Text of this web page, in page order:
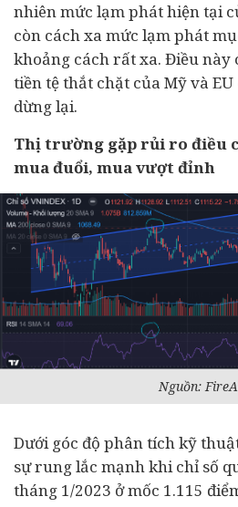
nhiên mức lạm phát hiện tại
còn cách xa mức lạm phát
khoảng cách rất xa. Điều này
tiền tệ thắt chặt của Mỹ và
dừng lại.
Thị trường gặp rủi ro điều
mua đuổi, mua vượt đỉnh
Nguồn:
Dưới góc độ phân tích kỹ
sự rung lắc mạnh khi chỉ số
tháng 1/2023 ở mốc 1.115